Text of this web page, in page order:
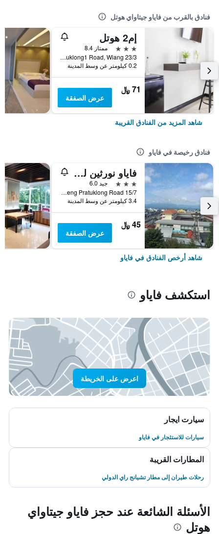
فنادق بالقرب من فاياو جيتاواي هوتل
إم2 هوتل
3 نجوم
ممتاز 8.4
23/3 Pratuklong1 Road, Wiang, فاياو, تايلاند
0.2 كيلومتر عن وسط المدينة
71 ﷼
عرض الصفقة
شاهد المزيد من الفنادق القريبة
فنادق رخيصة في فاياو
فاياو نورثين ليك هوتل
3 نجوم
جيد 6.0
15/7 Robwieng Pratuklong Road, فاياو, تايلاند
3.4 كيلومتر عن وسط المدينة
45 ﷼
عرض الصفقة
شاهد أرخص الفنادق في فاياو
استكشف فاياو
اعرض على الخريطة
سيارت ايجار
سيارات للاستئجار في فاياو
المطارات القريبة
رحلات طيران إلى مطار تشيانج راي الدولي
الأسئلة الشائعة عند حجز فاياو جيتاواي
هوتل